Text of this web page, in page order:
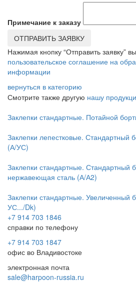
Примечание к заказу
ОТПРАВИТЬ ЗАЯВКУ
Нажимая кнопку “Отправить заявку”
пользовательское соглашение на
информации
вернуться в категорию
Смотрите также другую нашу
Заклепки стандартные. Потайной
Заклепки лепестковые. Стандартный
(А/УС)
Заклепки стандартные. Стандартный
нержавеющая сталь (А/А2)
Заклепки стандартные. Увеличенный
УС.../Dk)
+7 914 703 1846
справки по телефону
+7 914 703 1847
офис во Владивостоке
электронная почта
sale@harpoon-russia.ru